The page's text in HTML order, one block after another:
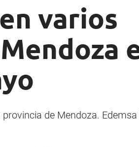
varios
de Mendoza.